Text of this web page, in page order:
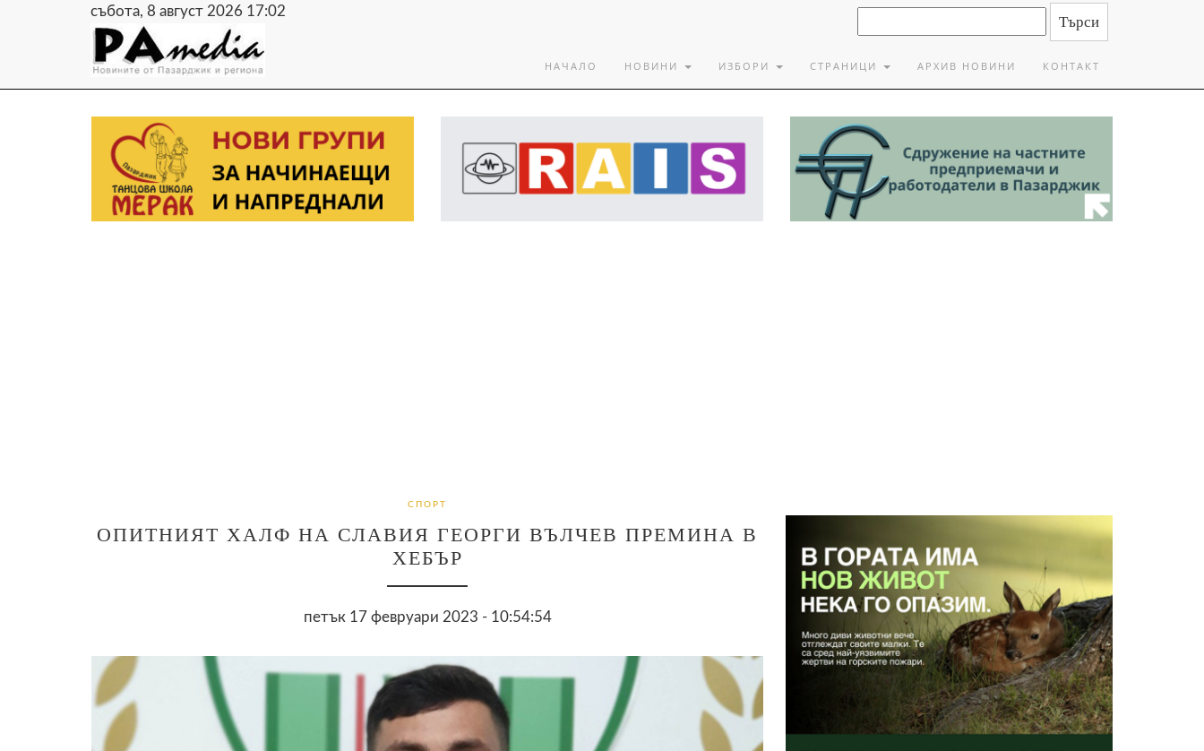
събота, 8 август 2026 17:02
НАЧАЛО НОВИНИ ИЗБОРИ СТРАНИЦИ АРХИВ НОВИНИ КОНТАКТ
СПОРТ
ОПИТНИЯТ ХАЛФ НА СЛАВИЯ ГЕОРГИ ВЪЛЧЕВ ПРЕМИНА В
ХЕБЪР
петък 17 февруари 2023 - 10:54:54